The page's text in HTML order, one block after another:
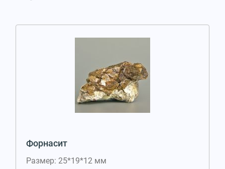
Форнасит
Размер: 25*19*12 мм